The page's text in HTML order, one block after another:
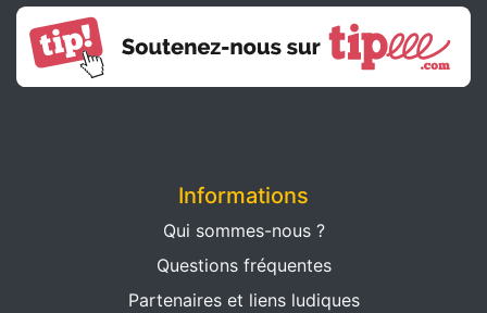
Informations
Qui sommes-nous ?
Questions fréquentes
Partenaires et liens ludiques